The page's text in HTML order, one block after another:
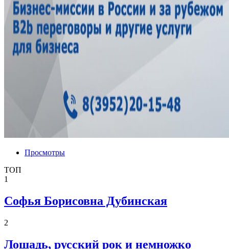
Просмотры
ТОП
1
Софья Борисовна Дубинская
2
Лошадь, русский рок и немножко